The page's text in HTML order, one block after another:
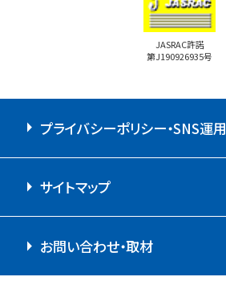
JASRAC許諾
第J190926935号
プライバシーポリシー・SNS運
サイトマップ
お問い合わせ・取材